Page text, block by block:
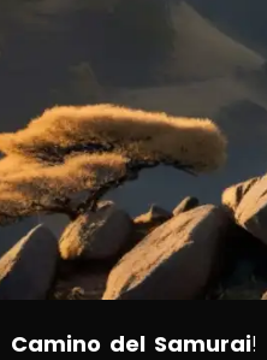
Camino del Samurai!